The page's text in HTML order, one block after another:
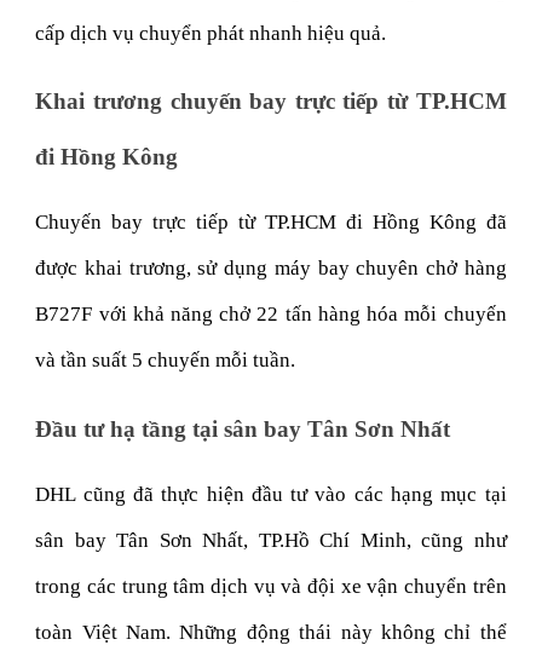
cấp dịch vụ chuyển phát nhanh hiệu quả.
Khai trương chuyến bay trực tiếp từ TP.HCM
đi Hồng Kông
Chuyến bay trực tiếp từ TP.HCM đi Hồng Kông đã
được khai trương, sử dụng máy bay chuyên chở hàng
B727F với khả năng chở 22 tấn hàng hóa mỗi chuyến
và tần suất 5 chuyến mỗi tuần.
Đầu tư hạ tầng tại sân bay Tân Sơn Nhất
DHL cũng đã thực hiện đầu tư vào các hạng mục tại
sân bay Tân Sơn Nhất, TP.Hồ Chí Minh, cũng như
trong các trung tâm dịch vụ và đội xe vận chuyển trên
toàn Việt Nam. Những động thái này không chỉ thể